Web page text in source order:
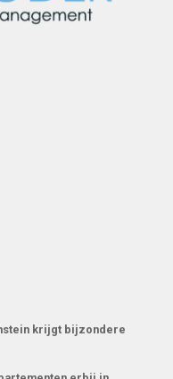
krijgt bijzondere